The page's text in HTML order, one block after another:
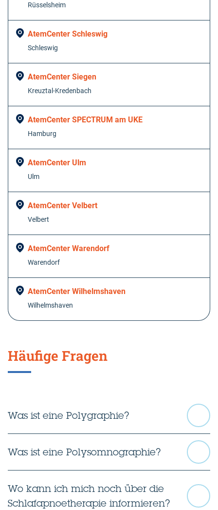
Rüsselsheim
AtemCenter Schleswig
Schleswig
AtemCenter Siegen
Kreuztal-Kredenbach
AtemCenter SPECTRUM am UKE
Hamburg
AtemCenter Ulm
Ulm
AtemCenter Velbert
Velbert
AtemCenter Warendorf
Warendorf
AtemCenter Wilhelmshaven
Wilhelmshaven
Häufige Fragen
Was ist eine Polygraphie?
Was ist eine Polysomnographie?
Wo kann ich mich noch über die
Schlafapnoetherapie informieren?